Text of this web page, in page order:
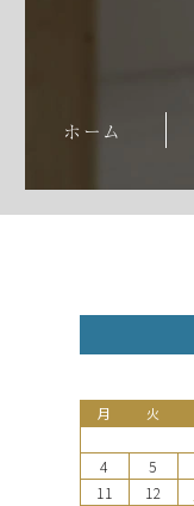
ホーム
月 火
4
5
11
12